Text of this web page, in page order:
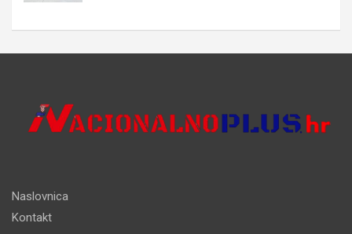
Naslovnica
Kontakt